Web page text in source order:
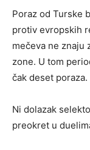
Poraz od Turske
protiv evropskih
mečeva ne znaju
zone. U tom
čak deset poraza.
Ni dolazak
preokret u